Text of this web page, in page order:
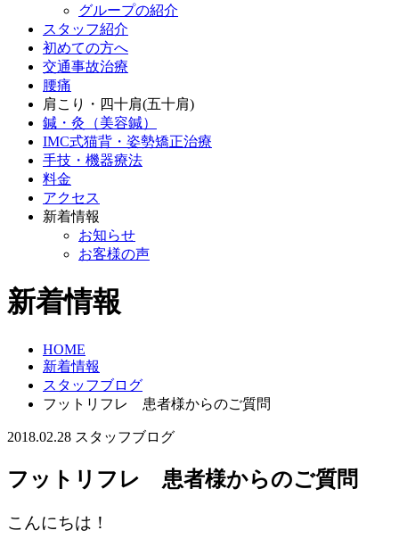
グループの紹介
スタッフ紹介
初めての方へ
交通事故治療
腰痛
肩こり・四十肩(五十肩)
鍼・灸（美容鍼）
IMC式猫背・姿勢矯正治療
手技・機器療法
料金
アクセス
新着情報
お知らせ
お客様の声
新着情報
HOME
新着情報
スタッフブログ
フットリフレ 患者様からのご質問
2018.02.28 スタッフブログ
フットリフレ 患者様からのご質問
こんにちは！